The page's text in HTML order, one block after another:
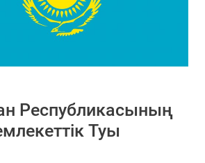
Республикасының
Туы